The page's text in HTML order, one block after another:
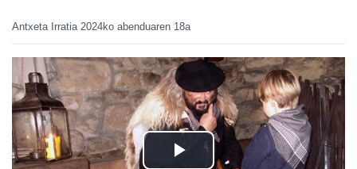
Antxeta Irratia 2024ko abenduaren 18a